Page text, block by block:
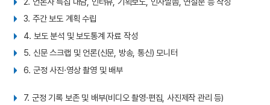
3. 주간 보도 계획 수립
4. 보도 분석 및 보도통계 자료 작성
5. 신문 스크랩 및 언론(신문, 방송, 통신) 모니터
6. 군정 사진·영상 촬영 및 배부
7. 군정 기록 보존 및 배부(비디오 촬영·편집, 사진제작 관리 등)